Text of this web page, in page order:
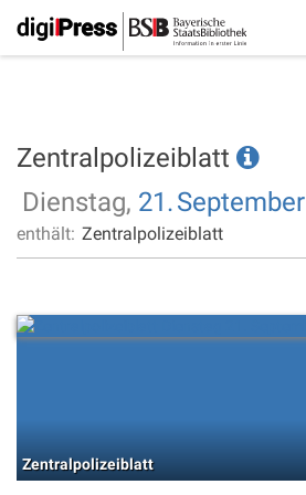
Zentralpolizeiblatt
Dienstag, 21.September
enthält: Zentralpolizeiblatt
Zentralpolizeiblatt